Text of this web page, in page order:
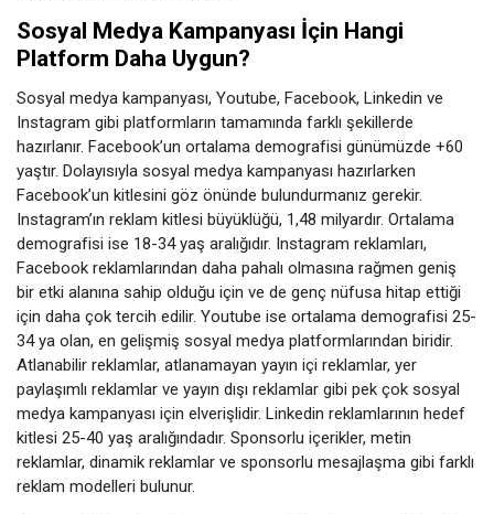
Sosyal Medya Kampanyası İçin Hangi
Platform Daha Uygun?
Sosyal medya kampanyası, Youtube, Facebook, Linkedin ve
Instagram gibi platformların tamamında farklı şekillerde
hazırlanır. Facebook’un ortalama demografisi günümüzde +60
yaştır. Dolayısıyla sosyal medya kampanyası hazırlarken
Facebook’un kitlesini göz önünde bulundurmanız gerekir.
Instagram’ın reklam kitlesi büyüklüğü, 1,48 milyardır. Ortalama
demografisi ise 18-34 yaş aralığıdır. Instagram reklamları,
Facebook reklamlarından daha pahalı olmasına rağmen geniş
bir etki alanına sahip olduğu için ve de genç nüfusa hitap ettiği
için daha çok tercih edilir. Youtube ise ortalama demografisi 25-
34 ya olan, en gelişmiş sosyal medya platformlarından biridir.
Atlanabilir reklamlar, atlanamayan yayın içi reklamlar, yer
paylaşımlı reklamlar ve yayın dışı reklamlar gibi pek çok sosyal
medya kampanyası için elverişlidir. Linkedin reklamlarının hedef
kitlesi 25-40 yaş aralığındadır. Sponsorlu içerikler, metin
reklamlar, dinamik reklamlar ve sponsorlu mesajlaşma gibi farklı
reklam modelleri bulunur.